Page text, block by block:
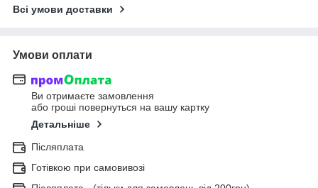
Всі умови доставки
Умови оплати
Ви отримаєте замовлення
або гроші повернуться на вашу картку
Детальніше
Післяплата
Готівкою при самовивозі